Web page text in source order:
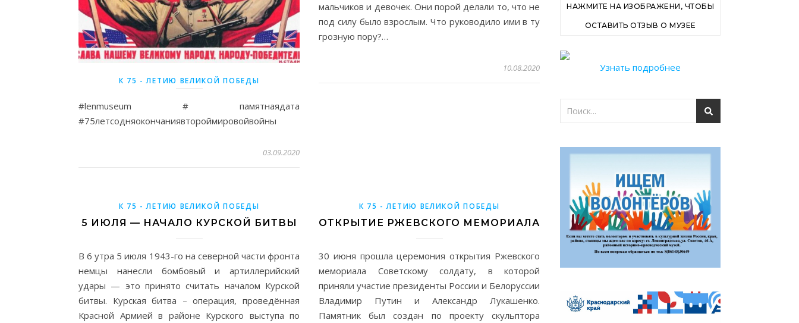
К 75 - ЛЕТИЮ ВЕЛИКОЙ ПОБЕДЫ
#lenmuseum # памятнаядата
#75летсодняокончаниявтороймировойвойны
03.09.2020
мальчиков и девочек. Они порой делали то, что не
под силу было взрослым. Что руководило ими в ту
грозную пору?…
10.08.2020
К 75 - ЛЕТИЮ ВЕЛИКОЙ ПОБЕДЫ
5 ИЮЛЯ — НАЧАЛО КУРСКОЙ БИТВЫ
В 6 утра 5 июля 1943-го на северной части фронта
немцы нанесли бомбовый и артиллерийский
удары — это принято считать началом Курской
битвы. Курская битва – операция, проведённая
Красной Армией в районе Курского выступа по
К 75 - ЛЕТИЮ ВЕЛИКОЙ ПОБЕДЫ
ОТКРЫТИЕ РЖЕВСКОГО МЕМОРИАЛА
30 июня прошла церемония открытия Ржевского
мемориала Советскому солдату, в которой
приняли участие президенты России и Белоруссии
Владимир Путин и Александр Лукашенко.
Памятник был создан по проекту скульптора
НАЖМИТЕ НА ИЗОБРАЖЕНИ, ЧТОБЫ
ОСТАВИТЬ ОТЗЫВ О МУЗЕЕ
Узнать подробнее